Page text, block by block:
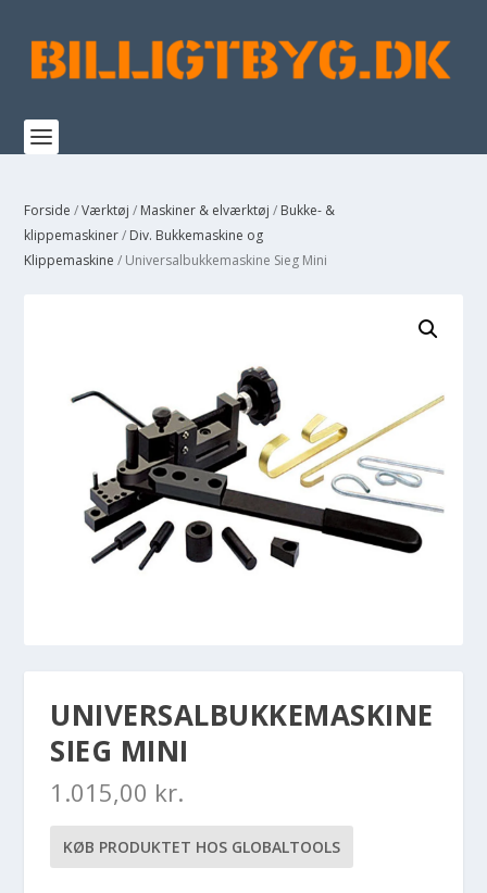
Forside /Værktøj / Maskiner & elværktøj / Bukke- &
klippemaskiner/ Div. Bukkemaskine og
Klippemaskine / Universalbukkemaskine Sieg Mini
UNIVERSALBUKKEMASKINE
SIEG MINI
1.015,00 kr.
KØB PRODUKTET HOS GLOBALTOOLS